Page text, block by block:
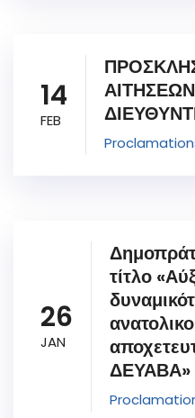
14
FEB
26
JAN
τίτλο
ΔΕΥΑΒΑ»